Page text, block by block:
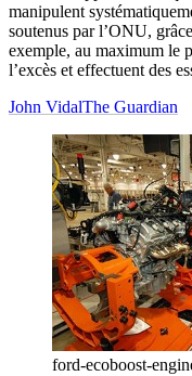
manipulent
soutenus par l’ONU,
exemple, au maximum le
l’excès et effectuent des
John VidalThe Guardian
ford-ecoboost-